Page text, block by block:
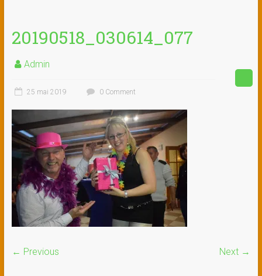
20190518_030614_077
Admin
25 mai 2019 0 Comment
← Previous Next →